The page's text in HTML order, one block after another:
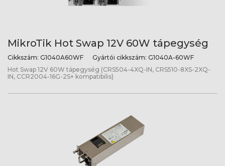
MikroTik Hot Swap 12V 60W tápegység
Cikkszám: G1040A60WF Gyártói cikkszám: G1040A-60WF
Hot Swap 12V 60W tápegység (CRS504-4XQ-IN, CRS510-8XS-2XQ-
IN, CCR2004-16G-2S+ kompatibilis)